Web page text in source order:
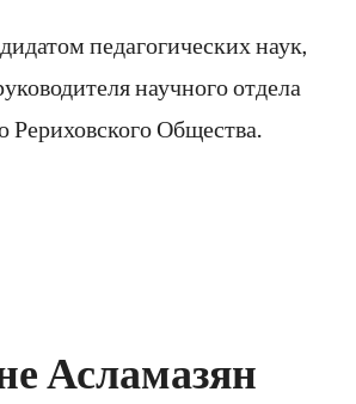
педагогических наук,
научного отдела
Рериховского Общества.
Асламазян